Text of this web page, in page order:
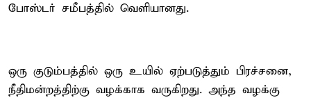
போஸ்டர் சமீபத்தில் வெளியானது.
ஒரு குடும்பத்தில் ஒரு உயில் ஏற்படுத்தும் பிரச்சனை,
நீதிமன்றத்திற்கு வழக்காக வருகிறது. அந்த வழக்கு